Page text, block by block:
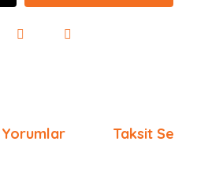
Yorumlar Taksit